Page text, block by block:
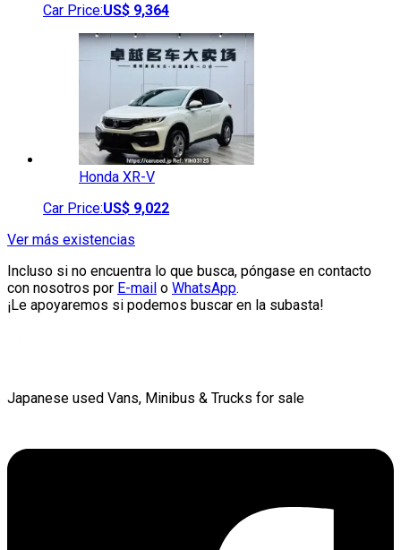
Car Price:US$ 9,364
Honda XR-V
Car Price:US$ 9,022
Ver más existencias
Incluso si no encuentra lo que busca, póngase en contacto
con nosotros por E-mail o WhatsApp.
¡Le apoyaremos si podemos buscar en la subasta!
Japanese used Vans, Minibus & Trucks for sale